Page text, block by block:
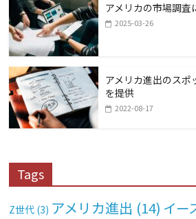
アメリカの市場調
2025-03-26
アメリカ進出のスポ
を提供
2022-08-17
Tags
Z世代 (3) アメリカ進出 (14) イー